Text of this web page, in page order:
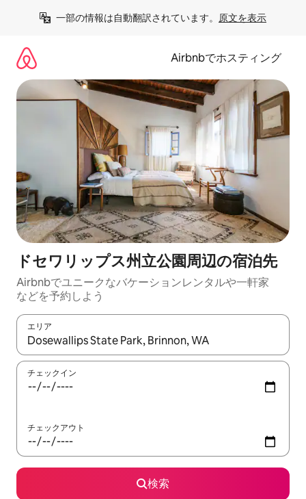
一部の情報は自動翻訳されています。 原文を表示
Airbnbでホスティング
ドセワリップス州立公園⁠周⁠辺⁠の宿⁠泊⁠先
Airbnbでユニークなバ⁠ケ⁠ー⁠シ⁠ョ⁠ンレ⁠ン⁠タ⁠ルや一⁠軒⁠家
な⁠ど⁠を予⁠約⁠し⁠よ⁠う
エリア
検索結果が表示されたら、上下の矢印キーを使って移動するか
チェックイン
チェックアウト
検索